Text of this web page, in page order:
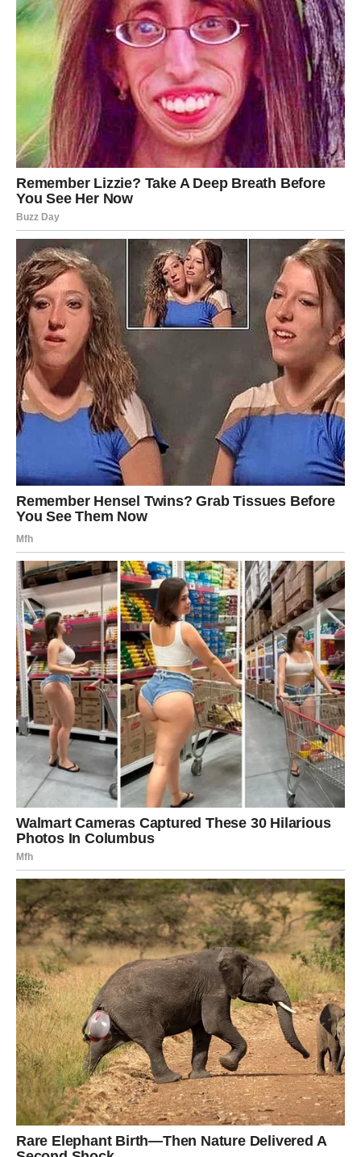
Za recept je potrebno 700 mililitara mlijeka, 70 grama brašna
tip 400 (oštro) i 70 grama gustina. Dodatno, potrebno je 10
žumanjaka, 100 grama šećera, 10 grama želatine i 100 grama
bijele čokolade. Za masnoću se može koristiti ili 150 grama
maslaca ili alternativno 200 mililitara slatkog vrhnja. Za
oplemenjivanje jela može se dodati ribana bijela čokolada ili
kokos te 3 velika lista oblatni.
KAKO PRIPREMITI NAJUKUSNIJE RAFAELO OBLATNE?
U zdjeli pomiješajte 10 bjelanjaka i šećer, dobro ih miksajući.
Nakon toga u smjesu od bjelanjaka lagano umiješajte suhe
sastojke izmiksane kuhačom. Sjedinjenu smjesu rasporedite
na dvije-tri oblatne i pecite na laganoj temperaturi 15 minuta. Ja
sam se odlučila da pečem sve tri oblatne istovremeno na 160
stupnjeva.
Pečene kore lagano pritiskati da se ne dignu. (Dostavio sam
dokaze.)
Za pripremu želatine uronite je u vodu da nabubri prema
uputama na pakiranju. Za kremu odvojite dio mlijeka i dobro ga
sjedinite s brašnom, žumanjcima i šećerom. Ovu smjesu
postepeno ulijevati u kipuće mlijeko uz neprestano miješanje.
Nakon što su komponente dobro spojene, dodajte čokoladu i
nastavite kuhati na laganoj vatri 5 minuta.
Kad je krema kuhana, umiješajte želatinu i ostavite smjesu da
se ohladi uz neprestano miješanje da se ne stvori korica. Ja
obično stavim posudu u hladnu vodu i lagano miješam otprilike
pet minuta dok ne postigne hladniju temperaturu, a tada se
više neće stvoriti korica.
U dobro ohlađenu kremu umiješajte 200 ml tučenog slatkog
vrhnja; alternativno, ako se vrhnje ne preferira, umjesto njega
može se upotrijebiti 150 g maslaca. Na svaku koru rasporediti
trećinu kreme. Nakon što je gotova, tortu ukrasite naribanom
čokoladom ili kokosom; osim toga, možete odlučiti uključiti
glazuru ili čak šlag. Dopustite svojoj kreativnosti da procvjeta.
Kore počinju krckanjem koje podsjeća na dude, ali s
vremenom znatno omekšaju. Ja preferiram hrskavu teksturu,
u kojoj i vi uživate. Dodatno, želio bih napomenuti da se proces
pečenja kora može prilagoditi vašoj pećnici; moj, posebno, ima
relativno snažan grijač.